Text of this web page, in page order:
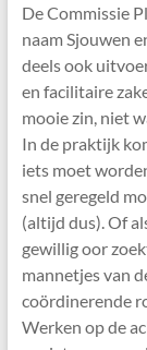
De Commissie
naam Sjouwen
deels ook
en facilitaire
mooie zin, niet
In de praktijk
iets moet
snel geregeld
(altijd dus). Of
gewillig oor
mannetjes van
coördinerende
Werken op de